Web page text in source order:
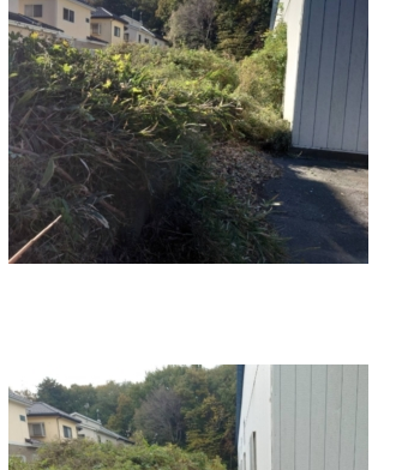
料金のご案内
会社概要
施工事例
よくあるご質問